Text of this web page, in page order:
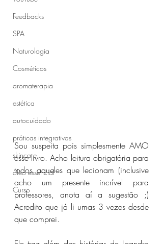
Feedbacks
SPA
Naturologia
Cosméticos
aromaterapia
estética
autocuidado
práticas integrativas
skincare
óleo essencial
Curso
Sou suspeita pois simplesmente AMO
esse livro. Acho leitura obrigatória para
todos aqueles que lecionam (inclusive
acho um presente incrível para
professores, anota aí a sugestão ;)
Acredito que já li umas 3 vezes desde
que comprei.